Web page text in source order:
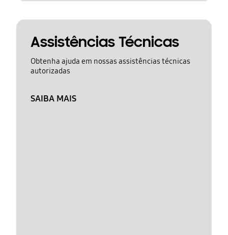
Assistências Técnicas
Obtenha ajuda em nossas assistências técnicas
autorizadas
SAIBA MAIS